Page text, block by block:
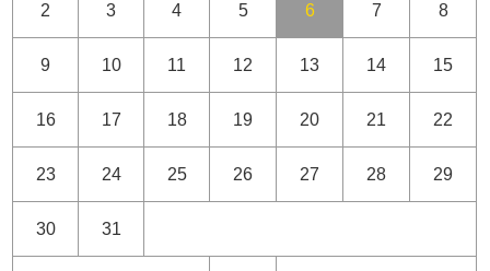
2 3 4 5 6 7 8
9 10 11 12 13 14 15
16 17 18 19 20 21 22
23 24 25 26 27 28 29
30 31